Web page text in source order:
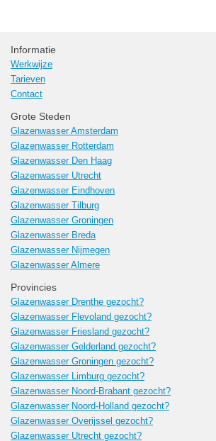
Informatie
Werkwijze
Tarieven
Contact
Grote Steden
Glazenwasser Amsterdam
Glazenwasser Rotterdam
Glazenwasser Den Haag
Glazenwasser Utrecht
Glazenwasser Eindhoven
Glazenwasser Tilburg
Glazenwasser Groningen
Glazenwasser Breda
Glazenwasser Nijmegen
Glazenwasser Almere
Provincies
Glazenwasser Drenthe gezocht?
Glazenwasser Flevoland gezocht?
Glazenwasser Friesland gezocht?
Glazenwasser Gelderland gezocht?
Glazenwasser Groningen gezocht?
Glazenwasser Limburg gezocht?
Glazenwasser Noord-Brabant gezocht?
Glazenwasser Noord-Holland gezocht?
Glazenwasser Overijssel gezocht?
Glazenwasser Utrecht gezocht?